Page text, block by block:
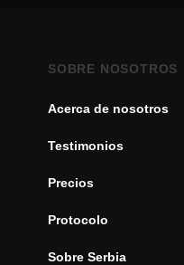
SOBRE NOSOTROS
Acerca de nosotros
Testimonios
Precios
Protocolo
Sobre Serbia